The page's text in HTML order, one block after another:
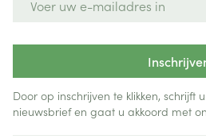
Door op inschrijven te klikken, schrijft
nieuwsbrief en gaat u akkoord met